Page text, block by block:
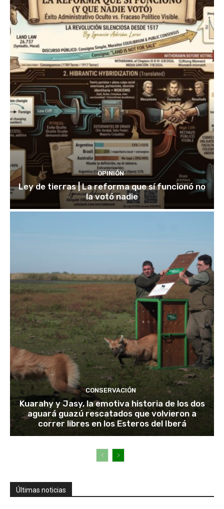
OPINIÓN
Ley de tierras | La reforma que sí funcionó no
la votó nadie
CONSERVACIÓN
Kuarahy y Jasy, la emotiva historia de los dos
aguará guazú rescatados que volvieron a
correr libres en los Esteros del Iberá
Últimas noticias